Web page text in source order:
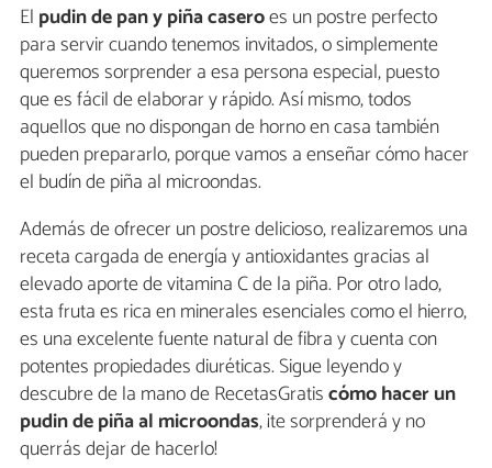
El pudin de pan y piña caseroes un postre perfecto
para servir cuando tenemos invitados, o simplemente
queremos sorprender a esa persona especial, puesto
que es fácil de elaborar y rápido. Así mismo, todos
aquellos que no dispongan de horno en casa también
pueden prepararlo, porque vamos a enseñar cómo hacer
el budín de piña al microondas.
Además de ofrecer un postre delicioso, realizaremos una
receta cargada de energía y antioxidantes gracias al
elevado aporte de vitamina C de la piña. Por otro lado,
esta fruta es rica en minerales esenciales como el hierro,
es una excelente fuente natural de fibra y cuenta con
potentes propiedades diuréticas. Sigue leyendo y
descubre de la mano de RecetasGratiscómo hacer un
pudin de piña al microondas, ¡te sorprenderá y no
querrás dejar de hacerlo!